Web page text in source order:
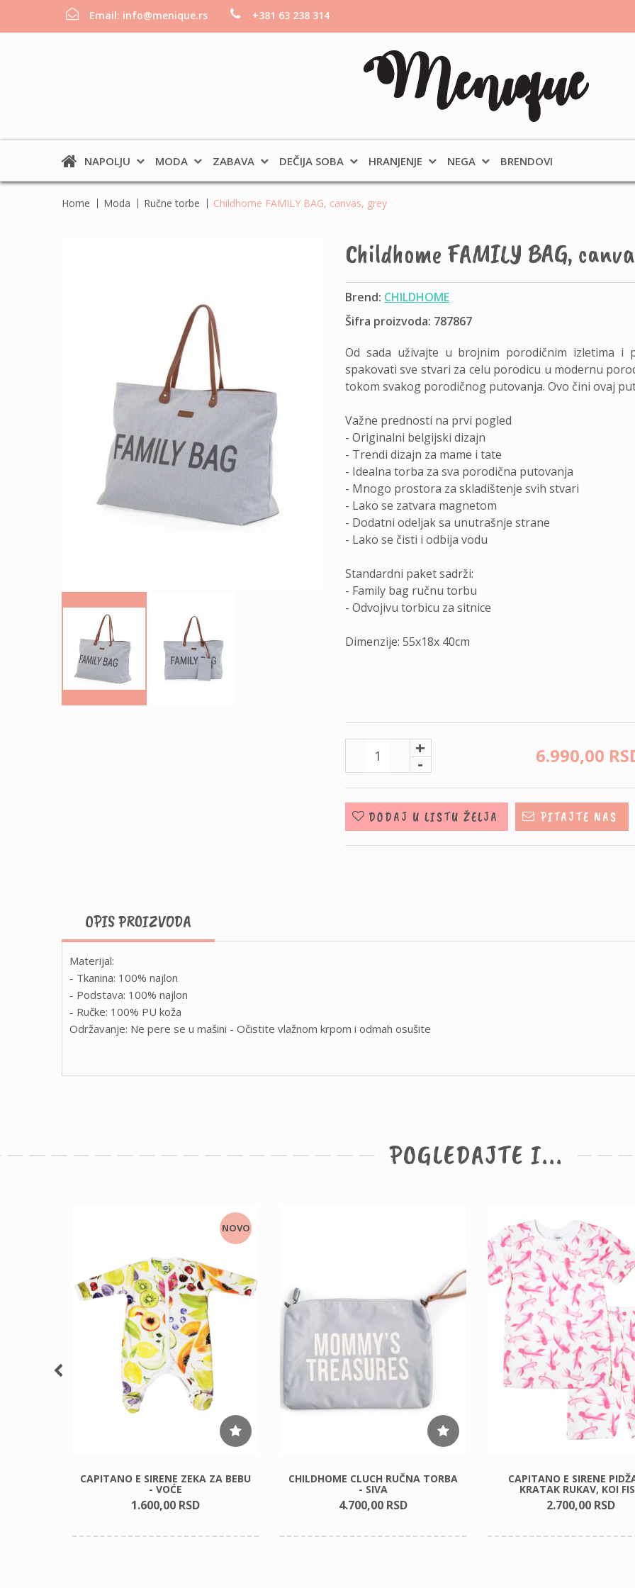
Email: info@menique.rs +381 63 238 314
NAPOLJU MODA ZABAVA DEČIJA SOBA HRANJENJE NEGA BRENDOVI
Home Moda Ručne torbe Childhome FAMILY BAG, canvas, grey
Childhome FAMILY BAG,
Brend: CHILDHOME
Šifra proizvoda: 787867
Od sada uživajte u brojnim porodičnim izletima i
spakovati sve stvari za celu porodicu u modernu
tokom svakog porodičnog putovanja. Ovo čini ovaj
Važne prednosti na prvi pogled
- Originalni belgijski dizajn
- Trendi dizajn za mame i tate
- Idealna torba za sva porodična putovanja
- Mnogo prostora za skladištenje svih stvari
- Lako se zatvara magnetom
- Dodatni odeljak sa unutrašnje strane
- Lako se čisti i odbija vodu
Standardni paket sadrži:
- Family bag ručnu torbu
- Odvojivu torbicu za sitnice
Dimenzije: 55x18x 40cm
+
- 6.990,00
DODAJ U LISTU ŽELJA PITAJTE NAS
OPIS PROIZVODA
Materijal:
- Tkanina: 100% najlon
- Podstava: 100% najlon
- Ručke: 100% PU koža
Održavanje: Ne pere se u mašini - Očistite vlažnom krpom i odmah osušite
POGLEDAJTE I...
NOVO
CAPITANO E SIRENE ZEKA ZA BEBU
- VOĆE
1.600,00 RSD
CHILDHOME CLUCH RUČNA TORBA
- SIVA
4.700,00 RSD
CAPITANO E SIRENE
KRATAK RUKAV, KOI
2.700,00 RSD